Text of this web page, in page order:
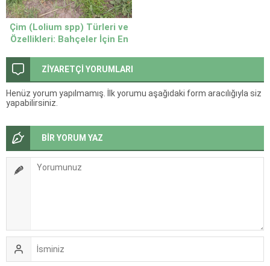
Çim (Lolium spp) Türleri ve
Özellikleri: Bahçeler İçin En
Yapılır?
ZİYARETÇİ YORUMLARI
Henüz yorum yapılmamış. İlk yorumu aşağıdaki form aracılığıyla siz
yapabilirsiniz.
BİR YORUM YAZ